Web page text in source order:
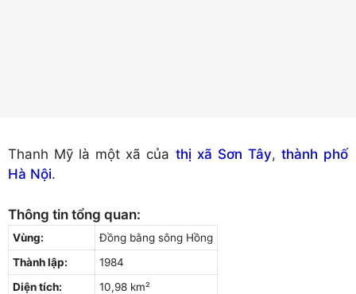
Thanh Mỹ là một xã của thị xã Sơn Tây, thành phố
Hà Nội.
Thông tin tổng quan:
Vùng:
Đồng bằng sông Hồng
Thành lập:
1984
Diện tích:
10,98 km²